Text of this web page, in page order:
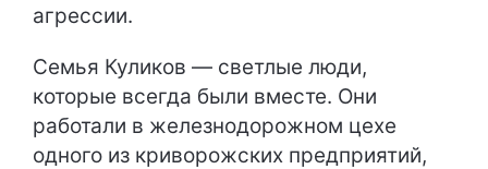
агрессии.
Семья Куликов — светлые люди,
которые всегда были вместе. Они
работали в железнодорожном цехе
одного из криворожских предприятий,